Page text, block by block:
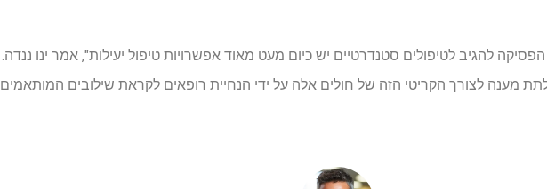
להגיב לטיפולים סטנדרטיים יש כיום מעט מאוד אפשרויות טיפול יעילות", אמר ינו ננדה.
מענה לצורך הקריטי הזה של חולים אלה על ידי הנחיית רופאים לקראת שילובים המותאמים